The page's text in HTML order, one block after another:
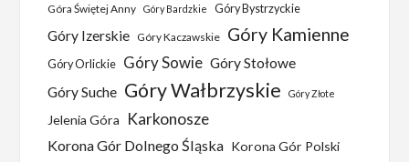
Góra Świętej Anny Góry Bardzkie Góry Bystrzyckie
Góry Izerskie Góry Kaczawskie Góry Kamienne
Góry Orlickie Góry Sowie Góry Stołowe
Góry Suche Góry Wałbrzyskie Góry Złote
Jelenia Góra Karkonosze
Korona Gór Dolnego Śląska Korona Gór Polski